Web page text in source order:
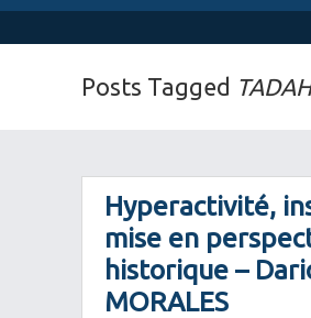
Posts Tagged TADAH
Hyperactivité,
mise en
historique –
MORALES